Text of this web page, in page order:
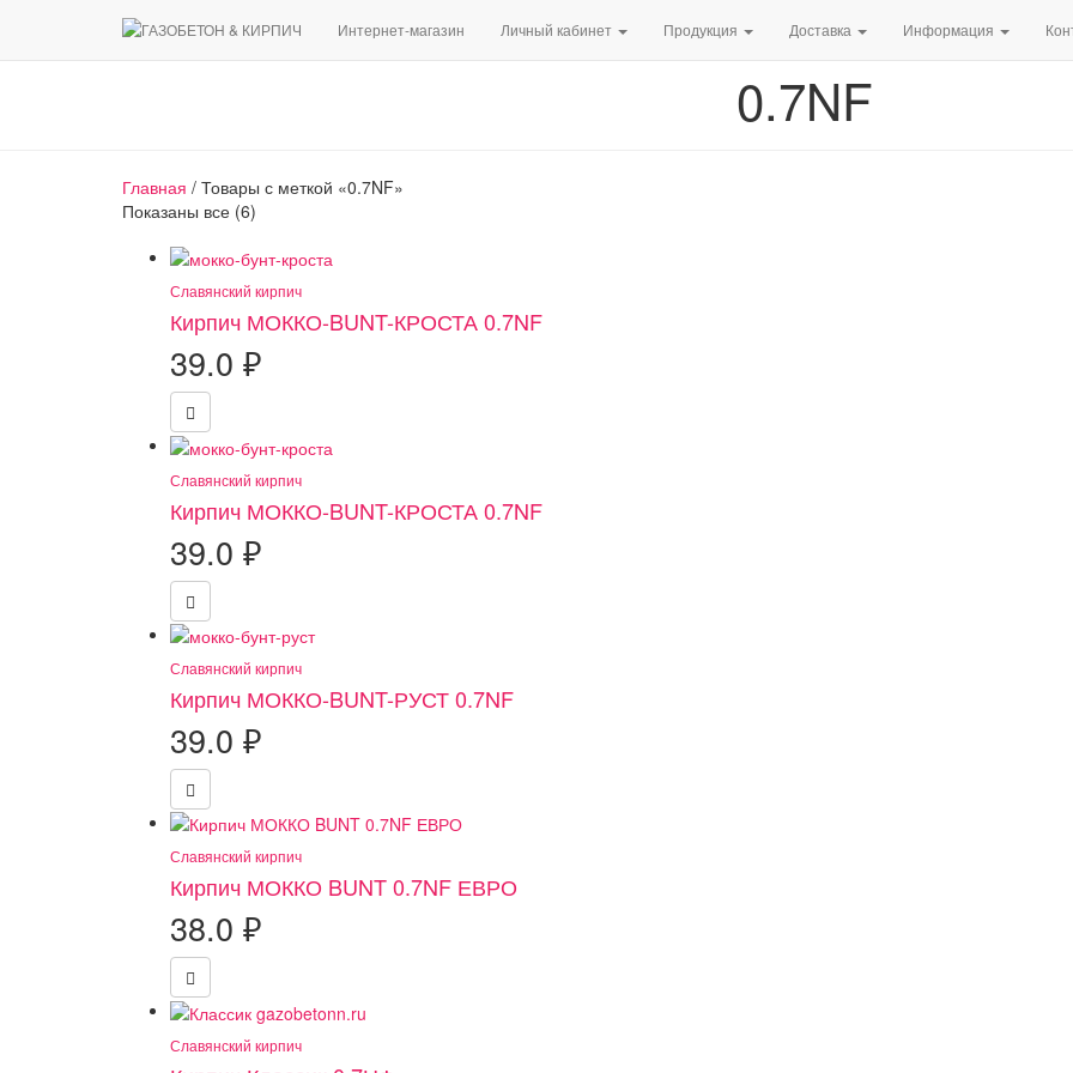
Интернет-магазин Личный кабинет Продукция Доставка Информация
0.7NF
Главная / Товары с меткой «0.7NF»
Показаны все (6)
популярности
Славянский кирпич
Кирпич МОККО-BUNT-КРОСТА 0.7NF
39.0 ₽
Славянский кирпич
Кирпич МОККО-BUNT-КРОСТА 0.7NF
39.0 ₽
Славянский кирпич
Кирпич МОККО-BUNT-РУСТ 0.7NF
39.0 ₽
Славянский кирпич
Кирпич МОККО BUNT 0.7NF ЕВРО
38.0 ₽
Славянский кирпич